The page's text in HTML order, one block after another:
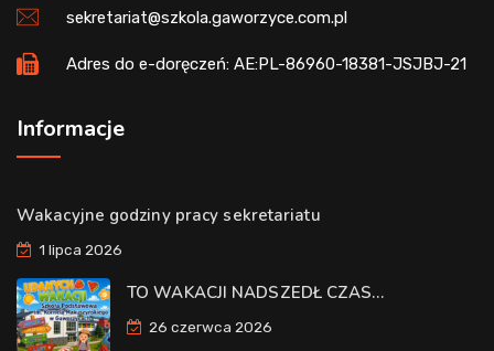
sekretariat@szkola.gaworzyce.com.pl
Adres do e-doręczeń: AE:PL-86960-18381-JSJBJ-21
Informacje
Wakacyjne godziny pracy sekretariatu
1 lipca 2026
TO WAKACJI NADSZEDŁ CZAS…
26 czerwca 2026